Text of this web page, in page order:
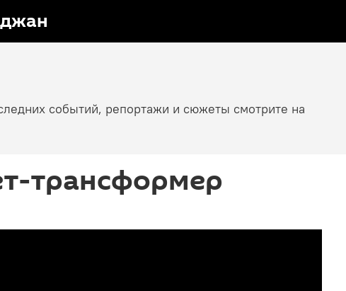
событий, репортажи и сюжеты смотрите на
трансформер